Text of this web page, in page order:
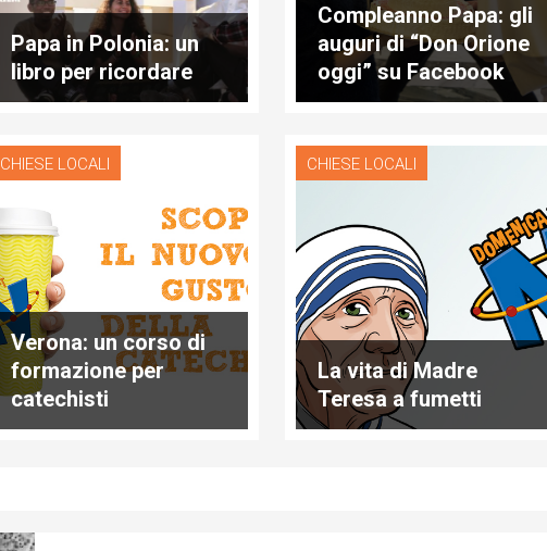
Papa in Polonia: un
libro per ricordare
Compleanno Papa: gli
auguri di “Don Orione
oggi” su Facebook
CHIESE LOCALI
Verona: un corso di
formazione per
catechisti
CHIESE LOCALI
La vita di Madre
Teresa a fumetti